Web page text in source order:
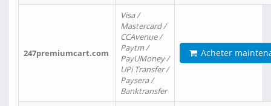
247premiumcart.com
Visa /
Mastercard /
CCAvenue /
Paytm /
PayUMoney /
UPi Transfer /
Paysera /
Banktransfer
Acheter